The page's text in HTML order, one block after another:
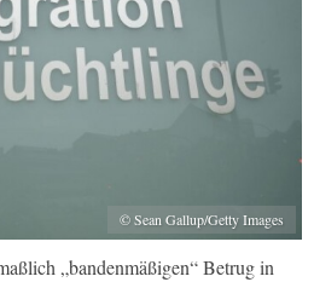
© Sean Gallup/Getty Images
„bandenmäßigen“ Betrug in